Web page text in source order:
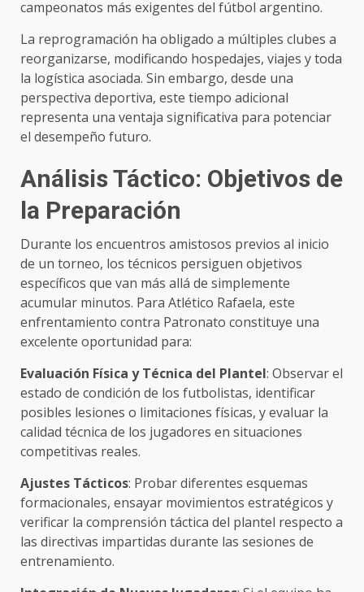
campeonatos más exigentes del fútbol argentino.
La reprogramación ha obligado a múltiples clubes a
reorganizarse, modificando hospedajes, viajes y toda
la logística asociada. Sin embargo, desde una
perspectiva deportiva, este tiempo adicional
representa una ventaja significativa para potenciar
el desempeño futuro.
Análisis Táctico: Objetivos de
la Preparación
Durante los encuentros amistosos previos al inicio
de un torneo, los técnicos persiguen objetivos
específicos que van más allá de simplemente
acumular minutos. Para Atlético Rafaela, este
enfrentamiento contra Patronato constituye una
excelente oportunidad para:
Evaluación Física y Técnica del Plantel: Observar el
estado de condición de los futbolistas, identificar
posibles lesiones o limitaciones físicas, y evaluar la
calidad técnica de los jugadores en situaciones
competitivas reales.
Ajustes Tácticos: Probar diferentes esquemas
formacionales, ensayar movimientos estratégicos y
verificar la comprensión táctica del plantel respecto a
las directivas impartidas durante las sesiones de
entrenamiento.